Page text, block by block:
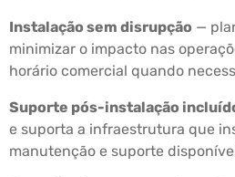
Instalação sem disrupção —
minimizar o impacto nas
horário comercial quando
Suporte pós-instalação
e suporta a infraestrutura que
manutenção e suporte